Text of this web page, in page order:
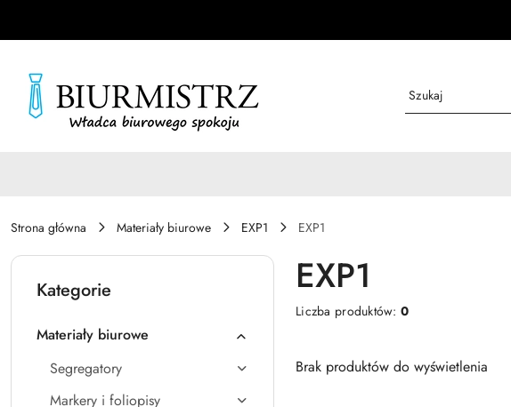
Strona główna Materiały biurowe EXP1 EXP1
Kategorie
Materiały biurowe
Segregatory
Markery i foliopisy
EXP1
Liczba produktów:0
Brak produktów do wyświetlenia